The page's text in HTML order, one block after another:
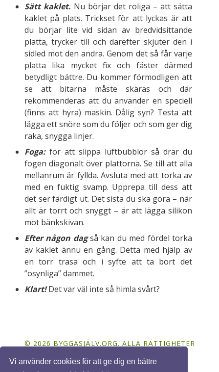
Vi använder cookies för att ge dig en bättre
Sätt kaklet. Nu börjar det roliga – att sätta
kaklet på plats. Trickset för att lyckas är att
du börjar lite vid sidan av bredvidsittande
platta, trycker till och därefter skjuter den i
sidled mot den andra. Genom det så får varje
platta lika mycket fix och fäster därmed
betydligt bättre. Du kommer förmodligen att
se att bitarna måste skäras och där
rekommenderas att du använder en speciell
(finns att hyra) maskin. Dålig syn? Testa att
lägga ett snöre som du följer och som ger dig
raka, snygga linjer.
Foga:för att slippa luftbubblor så drar du
fogen diagonalt över plattorna. Se till att alla
mellanrum är fyllda. Avsluta med att torka av
med en fuktig svamp. Upprepa till dess att
det ser färdigt ut. Det sista du ska göra – när
allt är torrt och snyggt – är att lägga silikon
mot bänkskivan.
Efter någon dagså kan du med fördel torka
av kaklet ännu en gång. Detta med hjälp av
en torr trasa och i syfte att ta bort det
”osynliga” dammet.
Klart!Det var väl inte så himla svårt?
© 2026 BYGGASJÄLV.ORG. ALLA RÄTTIGHETER